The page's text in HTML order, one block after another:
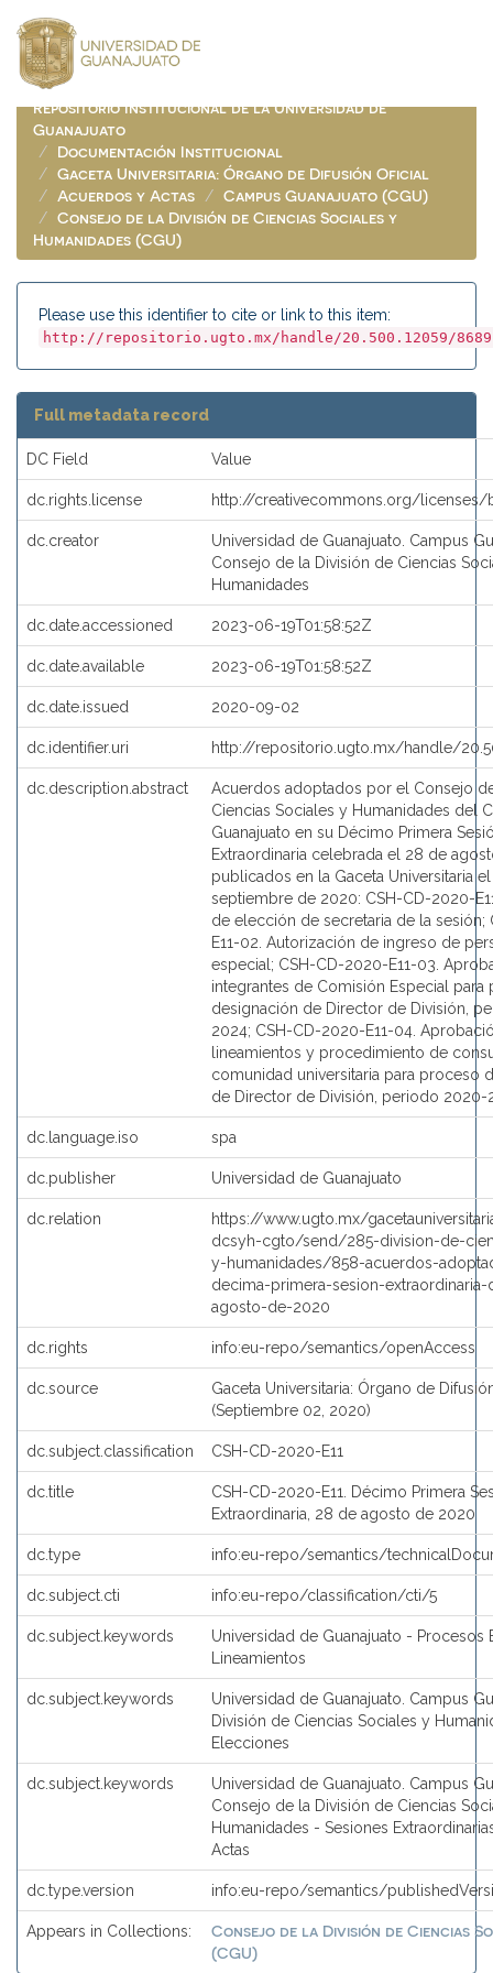
navigation
Repositorio Institucional de la Universidad de
Guanajuato
Documentación Institucional
Gaceta Universitaria: Órgano de Difusión Oficial
Acuerdos y Actas
Campus Guanajuato (CGU)
Consejo de la División de Ciencias Sociales y
Humanidades (CGU)
Please use this identifier to cite or link to this item:
http://repositorio.ugto.mx/handle/20.500.12059/8689
Full metadata record
DC Field Value
dc.rights.license http://creativecommons.org/
dc.creator
Universidad de Guanajuato. Campus
Consejo de la División de Ciencias
Humanidades
dc.date.accessioned 2023-06-19T01:58:52Z
dc.date.available 2023-06-19T01:58:52Z
dc.date.issued 2020-09-02
dc.identifier.uri http://repositorio.ugto.mx/handle/
dc.description.abstract
Acuerdos adoptados por el Consejo
Ciencias Sociales y Humanidades del
Guanajuato en su Décimo Primera
Extraordinaria celebrada el 28 de
publicados en la Gaceta Universitaria
septiembre de 2020: CSH-CD-2020-
de elección de secretaria de la sesión;
E11-02. Autorización de ingreso de
especial; CSH-CD-2020-E11-03.
integrantes de Comisión Especial para
designación de Director de División,
2024; CSH-CD-2020-E11-04.
lineamientos y procedimiento de
comunidad universitaria para proceso
de Director de División, periodo 2020-
dc.language.iso spa
dc.publisher Universidad de Guanajuato
dc.relation
https://www.ugto.mx/
dcsyh-cgto/send/285-division-de-
y-humanidades/858-acuerdos-
decima-primera-sesion-
agosto-de-2020
dc.rights info:eu-repo/semantics/openAccess
dc.source
Gaceta Universitaria: Órgano de
(Septiembre 02, 2020)
dc.subject.classification CSH-CD-2020-E11
dc.title
CSH-CD-2020-E11. Décimo Primera
Extraordinaria, 28 de agosto de 2020
dc.type info:eu-repo/semantics/
dc.subject.cti info:eu-repo/classification/cti/5
dc.subject.keywords
Universidad de Guanajuato - Procesos
Lineamientos
dc.subject.keywords
Universidad de Guanajuato. Campus
División de Ciencias Sociales y
Elecciones
dc.subject.keywords
Universidad de Guanajuato. Campus
Consejo de la División de Ciencias
Humanidades - Sesiones
Actas
dc.type.version info:eu-repo/semantics/
Appears in Collections:
Consejo de la División de Ciencias
(CGU)